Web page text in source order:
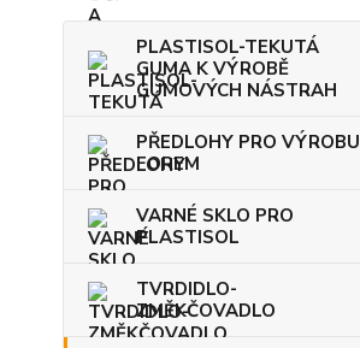
PLASTISOL-TEKUTÁ
GUMA K VÝROBĚ
GUMOVÝCH NÁSTRAH
PŘEDLOHY PRO VÝROBU
FOREM
VARNÉ SKLO PRO
PLASTISOL
TVRDIDLO-
ZMĚKČOVADLO